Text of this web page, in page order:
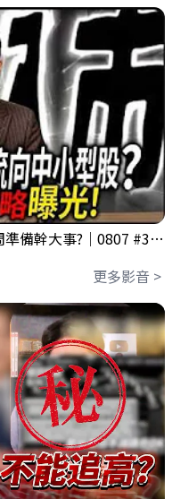
鴻海回測季線是機會還是危機!?下周準備幹大事?｜0807 #3661 #2317 #2317鴻海
更多影音 >